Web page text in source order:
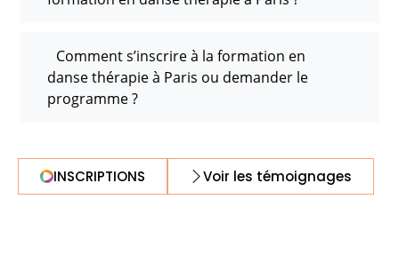
Comment s’inscrire à la formation en
danse thérapie à Paris ou demander le
programme ?
INSCRIPTIONS Voir les témoignages